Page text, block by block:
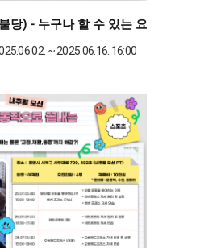
당) - 누구나 할 수 있는 요가
~ 2025.06.16. 16:00